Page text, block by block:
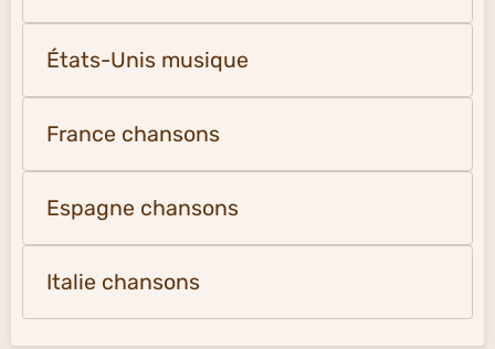
États-Unis musique
France chansons
Espagne chansons
Italie chansons